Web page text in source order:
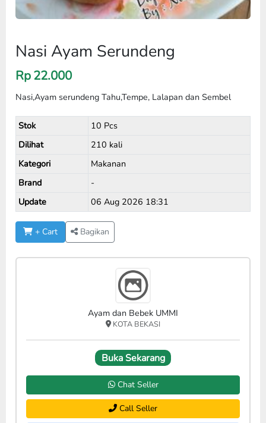
Nasi Ayam Serundeng
Rp22.000
Nasi,Ayam serundeng Tahu,Tempe, Lalapan dan Sembel
Stok
10 Pcs
Dilihat
210 kali
Kategori
Makanan
Brand
-
Update
06 Aug 2026 18:31
+ Cart Bagikan
Ayam dan Bebek UMMI
KOTA BEKASI
Buka Sekarang
Chat Seller
Call Seller